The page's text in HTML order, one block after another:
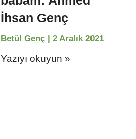
İhsan Genç
Betül Genç 2 Aralık 2021
Yazıyı okuyun »